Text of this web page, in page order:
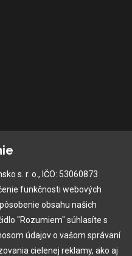
s. r. o., IČO: 53060873
funkčnosti webových
obsahu našich
"Rozumiem" súhlasíte s
údajov o vašom správaní
cielenej reklamy, ako aj